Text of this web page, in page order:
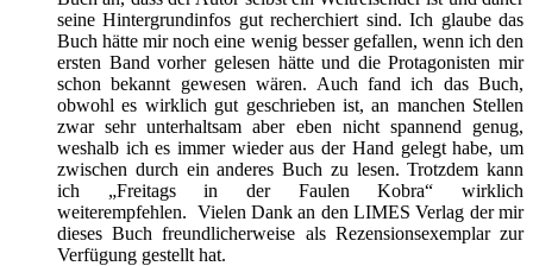
seine Hintergrundinfos gut recherchiert sind. Ich glaube das
Buch hätte mir noch eine wenig besser gefallen, wenn ich den
ersten Band vorher gelesen hätte und die Protagonisten mir
schon bekannt gewesen wären. Auch fand ich das Buch,
obwohl es wirklich gut geschrieben ist, an manchen Stellen
zwar sehr unterhaltsam aber eben nicht spannend genug,
weshalb ich es immer wieder aus der Hand gelegt habe, um
zwischen durch ein anderes Buch zu lesen. Trotzdem kann
ich „Freitags in der Faulen Kobra“ wirklich
weiterempfehlen. Vielen Dank an den LIMES Verlag der mir
dieses Buch freundlicherweise als Rezensionsexemplar zur
Verfügung gestellt hat.